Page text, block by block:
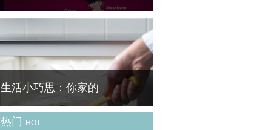
唯美的法式浪漫的广告总是充满一种法式优雅
风格。
生活小巧思：你家的
现代家庭生活中总会少不了各种电器，而其中
热门 HOT